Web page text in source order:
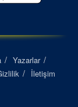
Yazarlar
İletişim